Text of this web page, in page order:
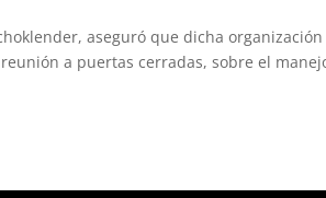
aseguró que dicha organización
a puertas cerradas, sobre el